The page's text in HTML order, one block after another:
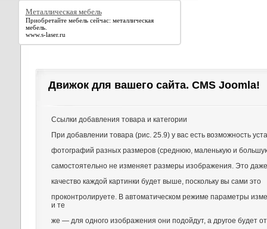
Металлическая мебель
Приобретайте мебель сейчас: металлическая
мебель.
www.s-laser.ru
Движок для вашего сайта. CMS Joomla!
Ссылки добавления товара и категории
При добавлении товара (рис. 25.9) у вас есть возможность
фотографий разных размеров (среднюю, маленькую и
самостоятельно не изменяет размеры изображения. Это
качество каждой картинки будет выше, поскольку вы сами это
проконтролируете. В автоматическом режиме параметры
и те
же — для одного изображения они подойдут, а другое будет